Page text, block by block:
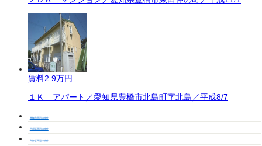
賃料2.9万円
１Ｋ アパート／愛知県豊橋市北島町字北島／平成8/7
豊橋市周辺の物件
芦原駅周辺の物件
高師駅周辺の物件